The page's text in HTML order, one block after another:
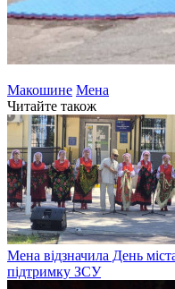
Макошине Мена
Читайте також
Мена відзначила День
підтримку ЗСУ